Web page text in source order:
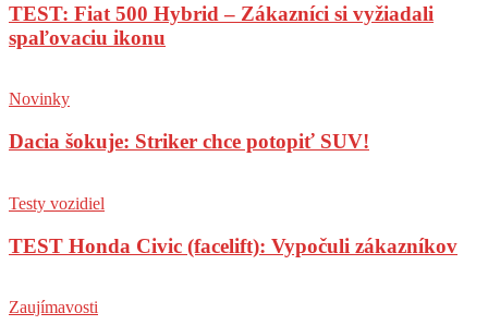
TEST: Fiat 500 Hybrid – Zákazníci si vyžiadali
spaľovaciu ikonu
Novinky
Dacia šokuje: Striker chce potopiť SUV!
Testy vozidiel
TEST Honda Civic (facelift): Vypočuli zákazníkov
Zaujímavosti